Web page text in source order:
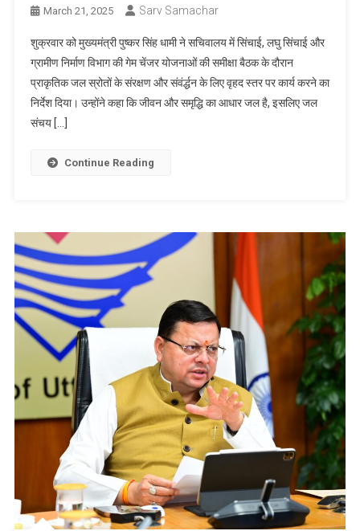
March 21, 2025 Sarv Samachar
शुक्रवार को मुख्यमंत्री पुष्कर सिंह धामी ने सचिवालय में सिंचाई, लघु सिंचाई और
ग्रामीण निर्माण विभाग की गेम चेंजर योजनाओं की समीक्षा बैठक के दौरान
प्राकृतिक जल स्रोतों के संरक्षण और संवंर्द्धन के लिए वृहद स्तर पर कार्य करने का
निर्देश दिया। उन्होंने कहा कि जीवन और समृद्धि का आधार जल है, इसलिए जल
संचय […]
Continue Reading